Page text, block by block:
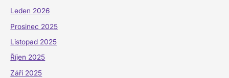
Leden 2026
Prosinec 2025
Listopad 2025
Říjen 2025
Září 2025